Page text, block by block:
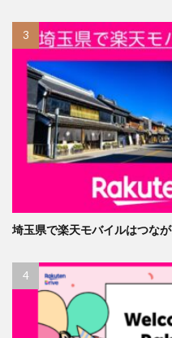
埼玉県で楽天モバイルはつな